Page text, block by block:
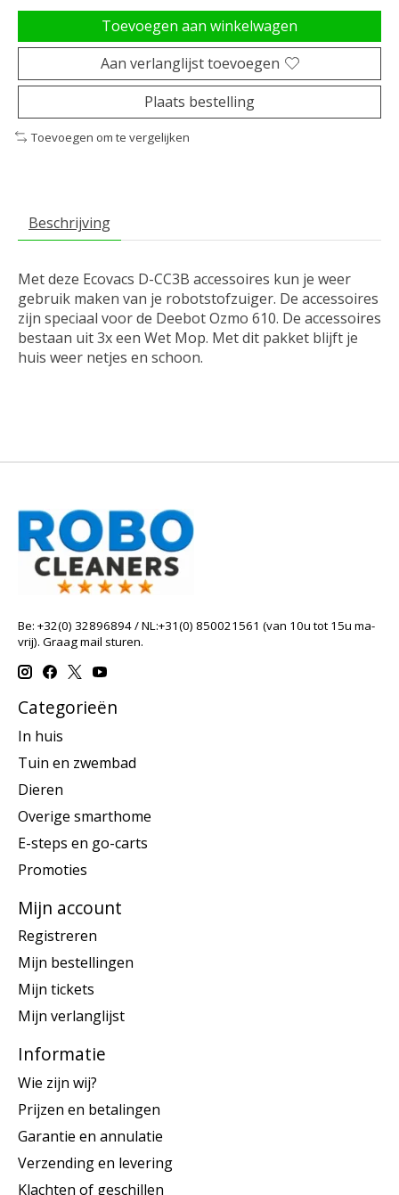
Toevoegen aan winkelwagen
Aan verlanglijst toevoegen
Plaats bestelling
Toevoegen om te vergelijken
Beschrijving
Met deze Ecovacs D-CC3B accessoires kun je weer
gebruik maken van je robotstofzuiger. De accessoires
zijn speciaal voor de Deebot Ozmo 610. De accessoires
bestaan uit 3x een Wet Mop. Met dit pakket blijft je
huis weer netjes en schoon.
Be: +32(0) 32896894 / NL:+31(0) 850021561 (van 10u tot 15u ma-
vrij). Graag mail sturen.
Categorieën
In huis
Tuin en zwembad
Dieren
Overige smarthome
E-steps en go-carts
Promoties
Mijn account
Registreren
Mijn bestellingen
Mijn tickets
Mijn verlanglijst
Informatie
Wie zijn wij?
Prijzen en betalingen
Garantie en annulatie
Verzending en levering
Klachten of geschillen